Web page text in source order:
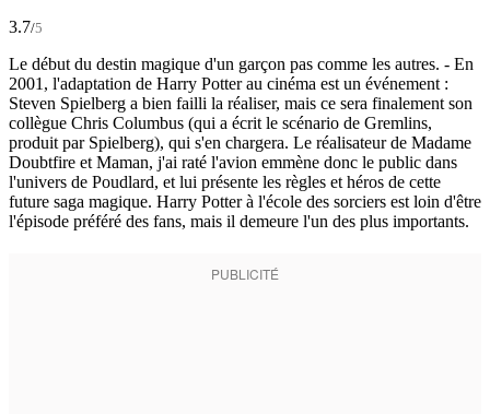
3.7/5
Le début du destin magique d'un garçon pas comme les autres. - En
2001, l'adaptation de Harry Potter au cinéma est un événement :
Steven Spielberg a bien failli la réaliser, mais ce sera finalement son
collègue Chris Columbus (qui a écrit le scénario de Gremlins,
produit par Spielberg), qui s'en chargera. Le réalisateur de Madame
Doubtfire et Maman, j'ai raté l'avion emmène donc le public dans
l'univers de Poudlard, et lui présente les règles et héros de cette
future saga magique. Harry Potter à l'école des sorciers est loin d'être
l'épisode préféré des fans, mais il demeure l'un des plus importants.